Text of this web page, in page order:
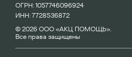
ОГРН: 1057746096924
ИНН: 7728536872
© 2026 ООО «АКЦ ПОМОЩЬ».
Все права защищены